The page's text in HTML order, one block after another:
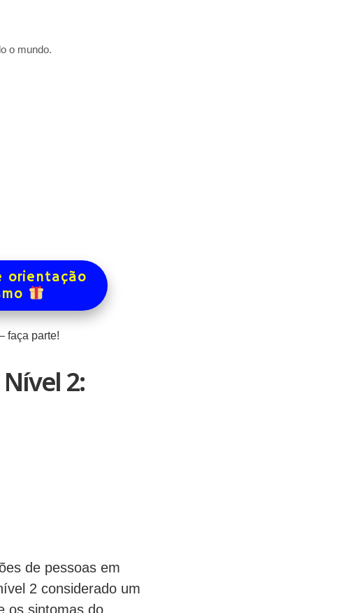
o mundo.
orientação
faça parte!
2:
de pessoas em
2 considerado um
os sintomas do